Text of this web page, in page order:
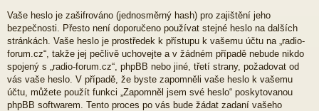
Vaše heslo je zašifrováno (jednosměrný hash) pro zajištění jeho
bezpečnosti. Přesto není doporučeno používat stejné heslo na dalších
stránkách. Vaše heslo je prostředek k přístupu k vašemu účtu na „radio-
forum.cz“, takže jej pečlivě uchovejte a v žádném případě nebude nikdo
spojený s „radio-forum.cz“, phpBB nebo jiné, třetí strany, požadovat od
vás vaše heslo. V případě, že byste zapomněli vaše heslo k vašemu
účtu, můžete použít funkci „Zapomněl jsem své heslo“ poskytovanou
phpBB softwarem. Tento proces po vás bude žádat zadaní vašeho